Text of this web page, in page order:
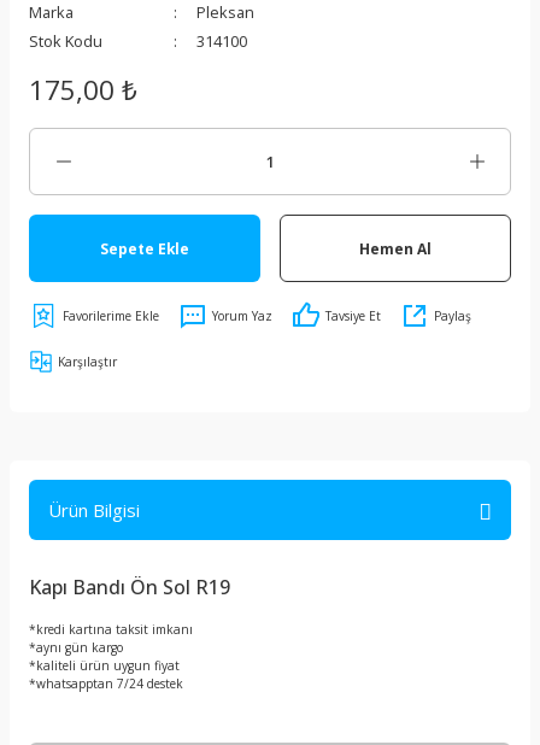
Marka
Pleksan
Stok Kodu
314100
175,00 ₺
Sepete Ekle Hemen Al
Yorum Yaz Tavsiye Et Paylaş
Karşılaştır
Ürün Bilgisi
Kapı Bandı Ön Sol R19
*kredi kartına taksit imkanı
*aynı gün kargo
*kaliteli ürün uygun fiyat
*whatsapptan 7/24 destek